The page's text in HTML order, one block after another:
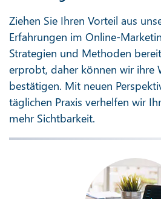
Ziehen Sie Ihren Vorteil aus
Erfahrungen im Online-
Strategien und Methoden
erprobt, daher können wir ihre
bestätigen. Mit neuen
täglichen Praxis verhelfen wir
mehr Sichtbarkeit.